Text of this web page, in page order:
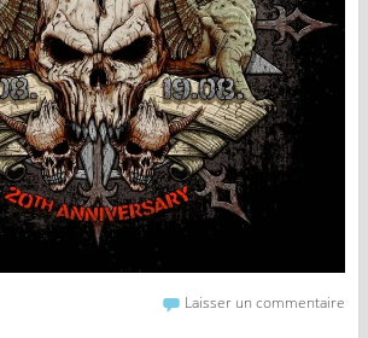
Laisser un commentaire